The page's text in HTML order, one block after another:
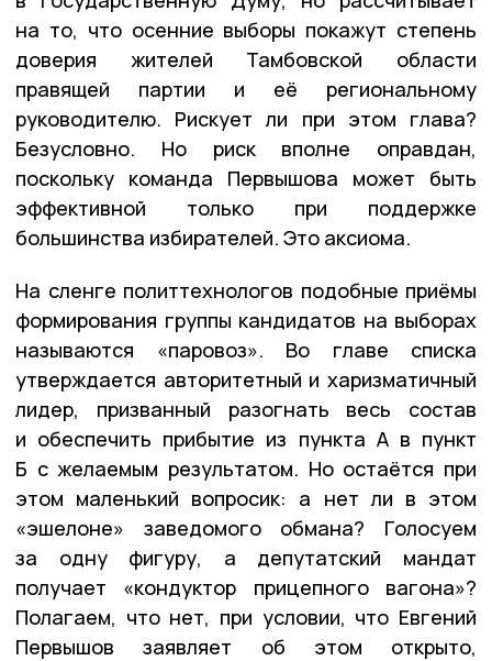
на то, чтоосенние выборы покажут степень
доверия жителей Тамбовской области
правящей партии и её региональному
руководителю. Рискует ли при этом глава?
Безусловно. Но риск вполне оправдан,
поскольку команда Первышова может быть
эффективной только при поддержке
большинства избирателей. Это аксиома.
На сленге политтехнологов подобные приёмы
формирования группы кандидатов на выборах
называются «паровоз». Во главе списка
утверждается авторитетный и харизматичный
лидер, призванный разогнать весь состав
и обеспечить прибытие из пункта А в пункт
Б с желаемым результатом. Но остаётся при
этом маленький вопросик: а нет ли в этом
«эшелоне» заведомого обмана? Голосуем
за одну фигуру, а депутатский мандат
получает «кондуктор прицепного вагона»?
Полагаем, что нет, при условии, что Евгений
Первышов заявляет об этом открыто,